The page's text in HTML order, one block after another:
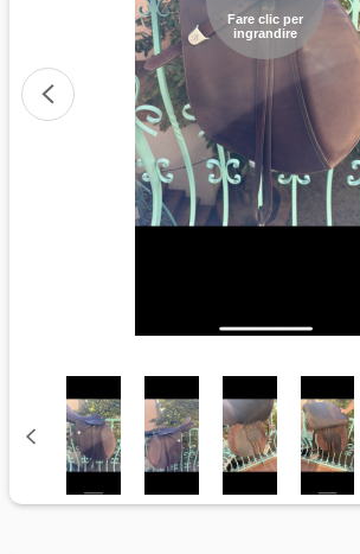
Fare clic per
ingrandire